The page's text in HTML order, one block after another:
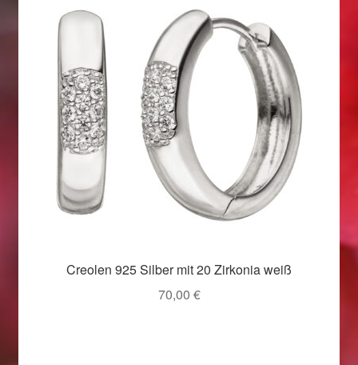
Weihnachtsangebote 2019
Weihnachtsangebote 2020
Weihnachtsangebote 2021
Widerrufsrecht
Woocommerce Predictive Search
Creolen 925 Silber mit 20 Zirkonia weiß
70,00 €